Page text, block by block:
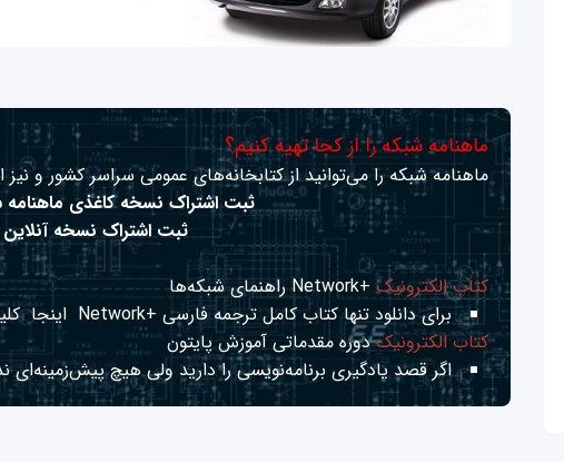
ماهنامه شبکه را از کجا تهیه کنیم؟
ماهنامه شبکه را می‌توانید از کتابخانه‌های عمومی سراسر کشور و نیز
ثبت اشتراک نسخه کاغذی ماهنامه
ثبت اشتراک نسخه آنلاین
کتاب الکترونیک +Network راهنمای شبکه‌ها
برای دانلود تنها کتاب کامل ترجمه فارسی +Network
اینجا
کتاب الکترونیکدوره مقدماتی آموزش پایتون
اگر قصد یادگیری برنامه‌نویسی را دارید ولی هیچ پیش‌زمینه‌ای